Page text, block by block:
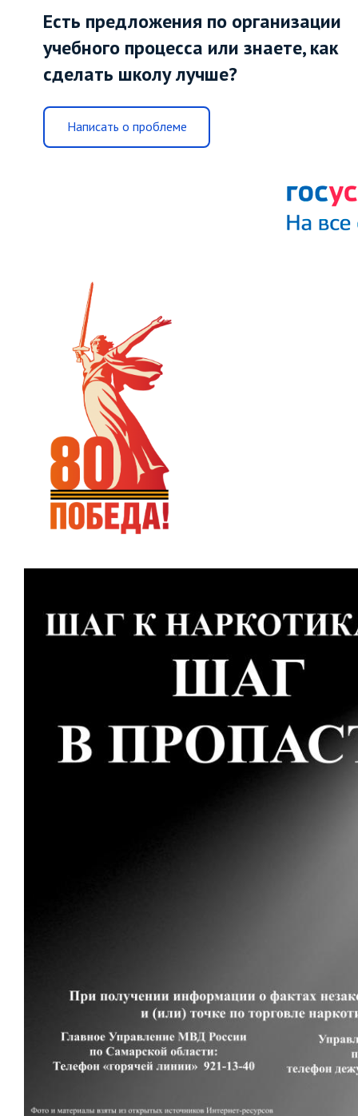
Есть предложения по организации
учебного процесса или знаете, как
сделать школу лучше?
Написать о проблеме